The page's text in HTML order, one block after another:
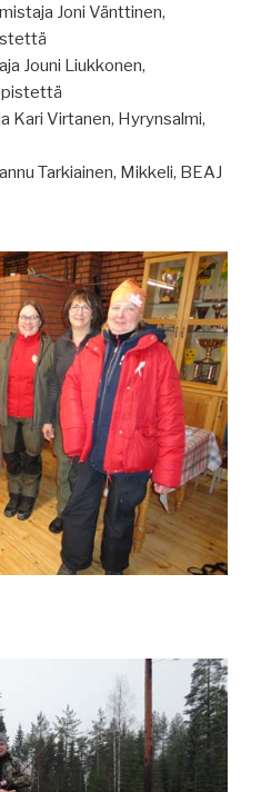
Joni Vänttinen,
Jouni Liukkonen,
pistettä
Kari Virtanen, Hyrynsalmi,
Tarkiainen, Mikkeli, BEAJ